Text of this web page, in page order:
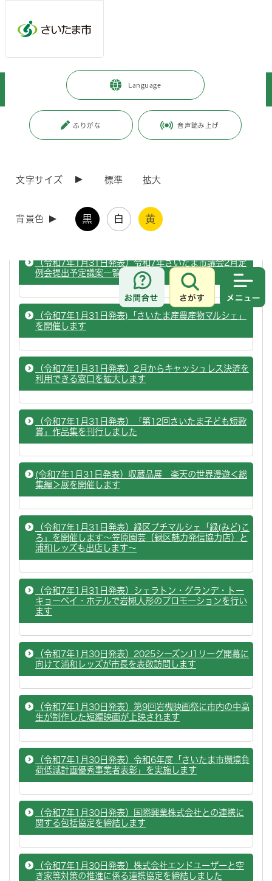
Language
ふりがな 音声読み上げ
文字サイズ 標準 拡大
背景色 黒 白 黄
お問合せ
さがす
市政情報 広報・報道 > 記者への情報提供
>
ページ番号：J007407
たまスーパーアリーナ2025」の実施結果をお知らせし
ます
（令和7年1月31日発表）令和7年さいたま市議会2月定
例会提出予定議案一覧
（令和7年1月31日発表)「さいたま産農産物マルシェ」
を開催します
（令和7年1月31日発表）2月からキャッシュレス決済を
利用できる窓口を拡大します
（令和7年1月31日発表）「第12回さいたま子ども短歌
賞」作品集を刊行しました
(令和7年1月31日発表）収蔵品展 楽天の世界漫遊＜総
集編＞展を開催します
（令和7年1月31日発表）緑区プチマルシェ「緑(みど)こ
ろ」を開催します～笠原園芸（緑区魅力発信協力店）と
浦和レッズも出店します～
（令和7年1月31日発表）シェラトン・グランデ・トー
キョーベイ・ホテルで岩槻人形のプロモーションを行い
ます
（令和7年1月30日発表）2025シーズンJ1リーグ開幕に
向けて浦和レッズが市長を表敬訪問します
（令和7年1月30日発表）第9回岩槻映画祭に市内の中高
生が制作した短編映画が上映されます
（令和7年1月30日発表）令和6年度「さいたま市環境負
荷低減計画優秀事業者表彰」を実施します
（令和7年1月30日発表）国際興業株式会社との連携に
関する包括協定を締結します
（令和7年1月30日発表）株式会社エンドユーザーと空
き家等対策の推進に係る連携協定を締結しました